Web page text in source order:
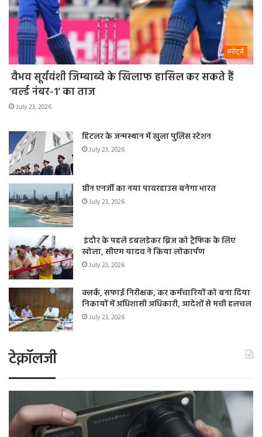
स्पोर्ट्स
वैभव सूर्यवंशी जिम्बाब्वे के खिलाफ हासिल कर सकते हैं
‘वर्ल्ड नंबर-1’ का ताज
July 23, 2026
हिटलर के जन्मस्थान में खुला पुलिस स्टेशन
July 23, 2026
ग्रीन एनर्जी का नया पावरहाउस बनेगा भारत
July 23, 2026
इंदौर के पहले डबलडेकर ब्रिज को ट्रैफिक के लिए
खोला, सीएम यादव ने किया लोकार्पण
July 23, 2026
क्लर्क, सफाई निरीक्षक, कर कर्मचारियों को बना दिया
निकायों में अधिशासी अधिकारी, आदेशों से मची हलचल
July 23, 2026
टेक्नॉलजी